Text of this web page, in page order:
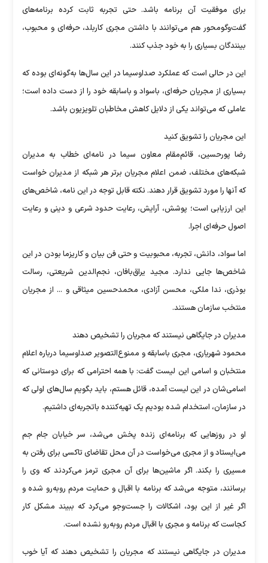
برای موفقیت آن برنامه باشد. حتی تجربه ثابت کرده برنامه‌های
گفت‌وگومحور هم می‌توانند با داشتن مجری کاربلد، حرفه‌ای و محبوب،
بینندگان بسیاری را به خود جذب کنند.
این در حالی است که عملکرد صداوسیما در این سال‌ها به‌گونه‌ای بوده که
بسیاری از مجریان حرفه‌ای، باسواد و باسابقه خود را از دست داده است؛
عاملی که می‌تواند یکی از دلایل کاهش مخاطبان تلویزیون باشد.
این مجریان را تشویق کنید
رضا پورحسین، قائم‌مقام معاون سیما در نامه‌ای خطاب به مدیران
شبکه‌های مختلف، ضمن اعلام مجریان برتر هر شبکه از مدیران خواست
که آنها را مورد تشویق قرار دهند. نکته قابل توجه در این نامه، شاخص‌های
این ارزیابی است؛ پوشش، آرایش، رعایت حدود شرعی و دینی و رعایت
اصول حرفه‌ای اجرا.
اما سواد، دانش، تجربه، محبوبیت و حتی فن بیان و کاریزما بودن در این
شاخص‌ها جایی ندارد. مجید یراق‌بافان، نجم‌الدین شریعتی، رسالت
بوذری، ندا ملکی، محسن آزادی، محمدحسین میثاقی و ... از مجریان
منتخب سازمان هستند.
مدیران در جایگاهی نیستند که مجریان را تشخیص دهند
محمود شهریاری، مجری باسابقه و ممنوع‌التصویر صداوسیما درباره اعلام
منتخبان و اسامی این لیست گفت: با همه احترامی که برای دوستانی که
اسامی‌شان در این لیست آمده‌، قائل هستم، باید بگویم سال‌های اولی که
در سازمان، استخدام شده بودیم یک تهیه‌کننده باتجربه‌ای داشتیم.
او در روزهایی که برنامه‌ای زنده پخش می‌شد، سر خیابان جام جم
می‌ایستاد و از مجری می‌خواست در آن محل تقاضای تاکسی برای رفتن به
مسیری را بکند. اگر ماشین‌ها برای آن مجری ترمز می‌کردند که وی را
برسانند، متوجه می‌شد که برنامه با اقبال و حمایت مردم روبه‌رو شده و
اگر غیر از این بود، اشکالات را جست‌وجو می‌کرد که ببیند مشکل کار
کجاست که برنامه و مجری با اقبال مردم روبه‌رو نشده است.
مدیران در جایگاهی نیستند که مجریان را تشخیص دهند که آیا خوب